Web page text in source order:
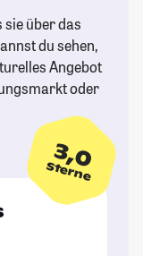
über das
du sehen,
Angebot
oder
3,0
Sterne